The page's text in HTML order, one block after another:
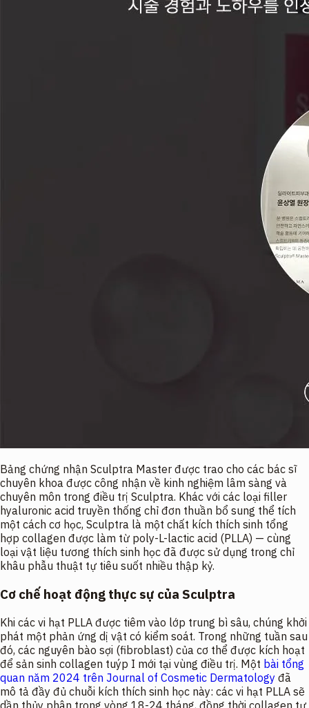
Bảng chứng nhận Sculptra Master được trao cho các bác sĩ
chuyên khoa được công nhận về kinh nghiệm lâm sàng và
chuyên môn trong điều trị Sculptra. Khác với các loại filler
hyaluronic acid truyền thống chỉ đơn thuần bổ sung thể tích
một cách cơ học, Sculptra là một chất kích thích sinh tổng
hợp collagen được làm từ poly-L-lactic acid (PLLA) — cùng
loại vật liệu tương thích sinh học đã được sử dụng trong chỉ
khâu phẫu thuật tự tiêu suốt nhiều thập kỷ.
Cơ chế hoạt động thực sự của Sculptra
Khi các vi hạt PLLA được tiêm vào lớp trung bì sâu, chúng khởi
phát một phản ứng dị vật có kiểm soát. Trong những tuần sau
đó, các nguyên bào sợi (fibroblast) của cơ thể được kích hoạt
để sản sinh collagen tuýp I mới tại vùng điều trị. Một bài tổng
quan năm 2024 trên Journal of Cosmetic Dermatology đã
mô tả đầy đủ chuỗi kích thích sinh học này: các vi hạt PLLA sẽ
dần thủy phân trong vòng 18-24 tháng, đồng thời collagen tự